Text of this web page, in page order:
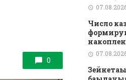
0
Число